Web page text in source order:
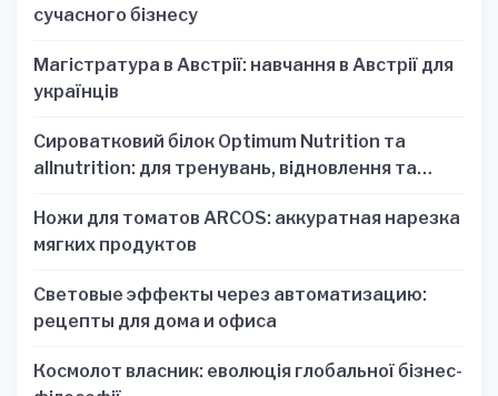
сучасного бізнесу
Магістратура в Австрії: навчання в Австрії для
українців
Сироватковий білок Optimum Nutrition та
allnutrition: для тренувань, відновлення та
Ножи для томатов ARCOS: аккуратная нарезка
мягких продуктов
Световые эффекты через автоматизацию:
рецепты для дома и офиса
Космолот власник: еволюція глобальної бізнес-